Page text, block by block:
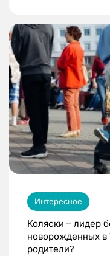
Интересное
Коляски – лидер
новорожденных
родители?